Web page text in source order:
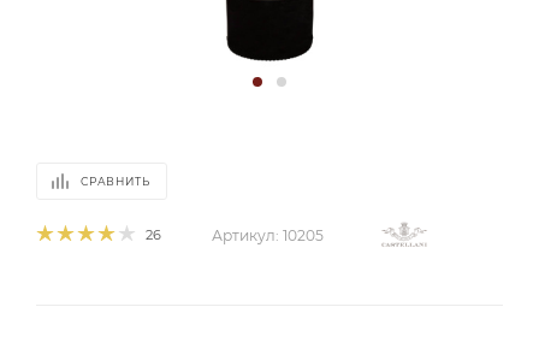
СРАВНИТЬ
26 Артикул: 10205